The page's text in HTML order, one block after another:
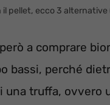
il pellet, ecco 3
a comprare
bassi, perché
una truffa, ovvero